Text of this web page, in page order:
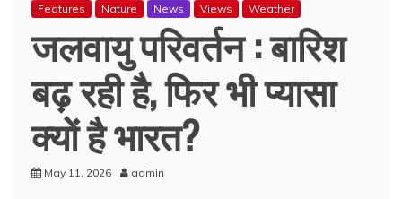
Features Nature News Views Weather
जलवायु परिवर्तन : बारिश
बढ़ रही है, फिर भी प्यासा
क्यों है भारत?
May 11, 2026 admin